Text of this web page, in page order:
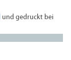
und gedruckt bei